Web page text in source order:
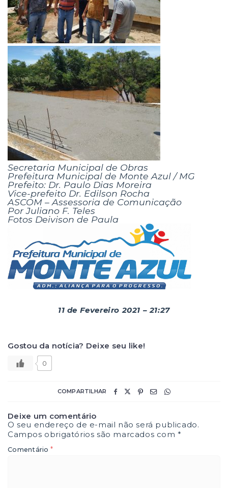
Secretaria Municipal de Obras
Prefeitura Municipal de Monte Azul / MG
Prefeito: Dr. Paulo Dias Moreira
Vice-prefeito Dr. Edilson Rocha
ASCOM – Assessoria de Comunicação
Por Juliano F. Teles
Fotos Deivison de Paula
11 de Fevereiro 2021 – 21:27
Gostou da notícia? Deixe seu like!
0
COMPARTILHAR
Deixe um comentário
O seu endereço de e-mail não será publicado.
Campos obrigatórios são marcados com*
Comentário *